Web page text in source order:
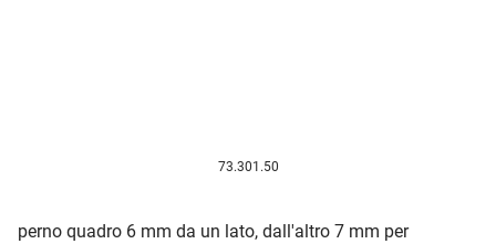
73.301.50
perno quadro 6 mm da un lato, dall'altro 7 mm per